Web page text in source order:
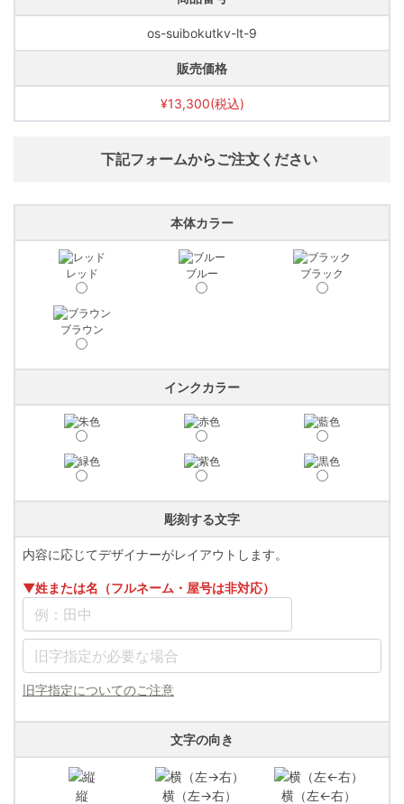
os-suibokutkv-lt-9
販売価格
¥13,300(税込)
下記フォームからご注文ください
本体カラー
レッド ブルー ブラック
ブラウン
インクカラー
彫刻する文字
内容に応じてデザイナーがレイアウトします。
▼姓または名（フルネーム・屋号は非対応）
旧字指定についてのご注意
文字の向き
縦 横（左→右） 横（左←右）